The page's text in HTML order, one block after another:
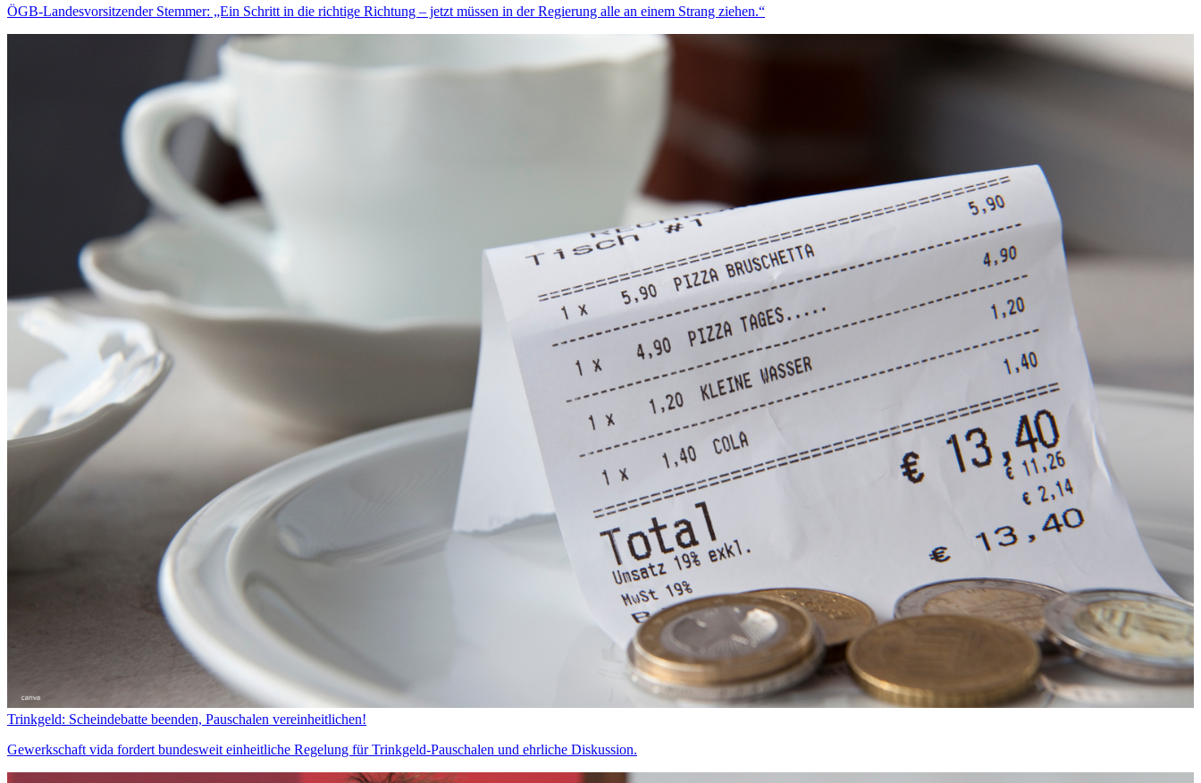
ÖGB-Landesvorsitzender Stemmer: „Ein Schritt in die richtige Richtung – jetzt müssen in der Regierung alle an einem Strang ziehen.“
Trinkgeld: Scheindebatte beenden, Pauschalen vereinheitlichen!
Gewerkschaft vida fordert bundesweit einheitliche Regelung für Trinkgeld-Pauschalen und ehrliche Diskussion.